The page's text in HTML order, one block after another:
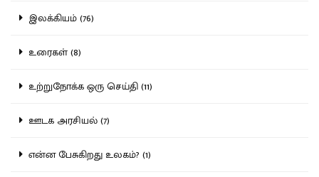
இலக்கியம் (76)
உரைகள் (8)
உற்றுநோக்க ஒரு செய்தி (11)
ஊடக அரசியல் (7)
என்ன பேசுகிறது உலகம்? (1)